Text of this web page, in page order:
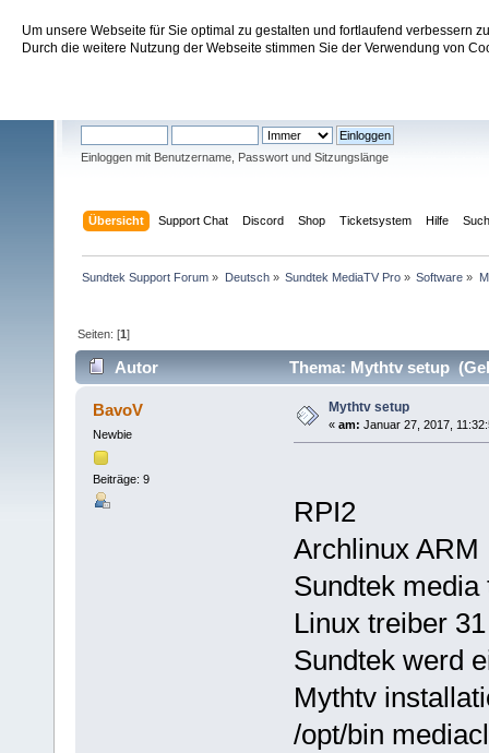
Um unsere Webseite für Sie optimal zu gestalten und fortlaufend verbessern
Durch die weitere Nutzung der Webseite stimmen Sie der Verwendung von
Sundtek Support Forum
Einloggen mit Benutzername, Passwort und Sitzungslänge
Übersicht Support Chat Discord Shop Ticketsystem Hilfe
Sundtek Support Forum » Deutsch» Sundtek MediaTV Pro» Software »
Seiten: [1]
Autor Thema: Mythtv setup
BavoV
Newbie
Beiträge: 9
Mythtv setup
« am: Januar 27, 2017,
RPI2
Archlinux ARM
Sundtek media
Linux treiber
Sundtek werd
Mythtv
/opt/bin